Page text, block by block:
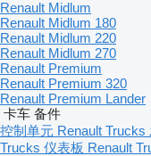
Renault Midlum
Renault Midlum 180
Renault Midlum 220
Renault Midlum 270
Renault Premium
Renault Premium 320
Renault Premium Lander
卡车 备件
控制单元 Renault Trucks
Trucks 仪表板 Renault